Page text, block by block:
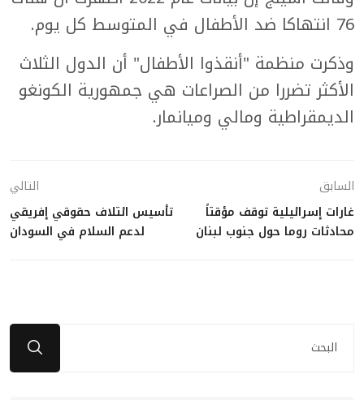
76 انتهاكا ضد الأطفال في المتوسط كل يوم.
وذكرت منظمة "أنقذوا الأطفال" أن الدول الثلاث
الأكثر تضررا من الصراعات هي جمهورية الكونغو
الديمقراطية ومالي وميانمار.
السابق
غارات إسرائيلية توقف مؤقتاً
محادثات روما حول جنوب لبنان
التالي
تأسيس ائتلاف حقوقي إفريقي
لدعم السلام في السودان